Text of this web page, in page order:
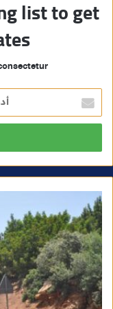
list to get
أ
خ
ل
ر
ا
ل
إ
ل
ك
ت
ر
و
ن
ي